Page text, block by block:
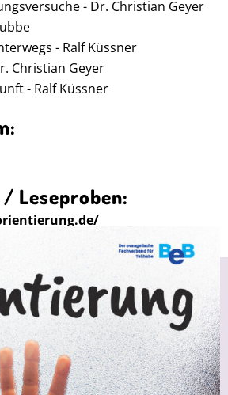
- Dr. Christian Geyer
- Ralf Küssner
Christian Geyer
- Ralf Küssner
Leseproben: